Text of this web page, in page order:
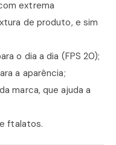
extrema
de produto, e sim
o dia a dia (FPS 20);
a aparência;
marca, que ajuda a
ftalatos.